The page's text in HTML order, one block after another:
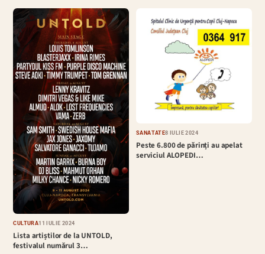
CULTURĂ11 IULIE 2024
Lista artiștilor de la UNTOLD,
festivalul numărul 3…
SĂNĂTATE8 IULIE 2024
Peste 6.800 de părinți au apelat
serviciul ALOPEDI…